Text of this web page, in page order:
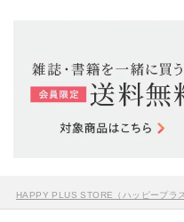
HAPPY PLUS STORE（ハッピープラ